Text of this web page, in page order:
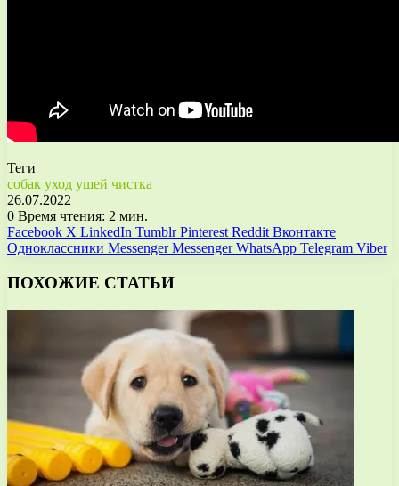
Теги
собак уход ушей чистка
26.07.2022
0 Время чтения: 2 мин.
Facebook X LinkedIn Tumblr Pinterest Reddit Вконтакте
Одноклассники Messenger Messenger WhatsApp Telegram Viber
ПОХОЖИЕ СТАТЬИ